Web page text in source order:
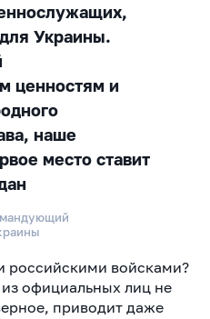
Украины.
ценностям и
наше
место ставит
российскими войсками?
официальных лиц не
приводит даже